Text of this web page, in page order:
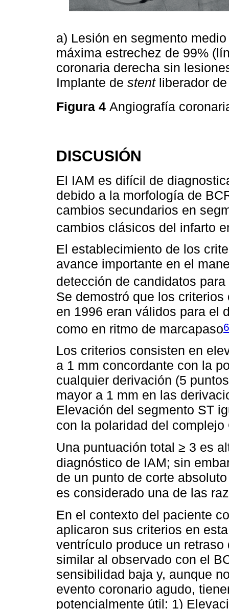
a) Lesión en segmento
máxima estrechez de 99%
coronaria derecha sin
Implante de stentliberador de
Figura 4 Angiografía
DISCUSIÓN
El IAM es difícil de
debido a la morfología de
cambios secundarios en
cambios clásicos del infarto
El establecimiento de los
avance importante en el
detección de candidatos
Se demostró que los
en 1996 eran válidos para el
como en ritmo de marcapaso6
Los criterios consisten en
a 1 mm concordante con la
cualquier derivación (5
mayor a 1 mm en las
Elevación del segmento ST
con la polaridad del complejo
Una puntuación total ≥ 3 es
diagnóstico de IAM; sin
de un punto de corte
es considerado una de las
En el contexto del paciente
aplicaron sus criterios en
ventrículo produce un
similar al observado con el
sensibilidad baja y, aunque
evento coronario agudo,
potencialmente útil: 1)